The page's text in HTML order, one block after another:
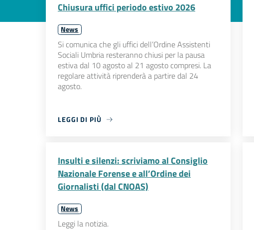
Chiusura uffici periodo estivo 2026
News
Si comunica che gli uffici dell’Ordine Assistenti
Sociali Umbria resteranno chiusi per la pausa
estiva dal 10 agosto al 21 agosto compresi. La
regolare attività riprenderà a partire dal 24
agosto.
LEGGI DI PIÙ
Insulti e silenzi: scriviamo al Consiglio
Nazionale Forense e all’Ordine dei
Giornalisti (dal CNOAS)
News
Leggi la notizia.